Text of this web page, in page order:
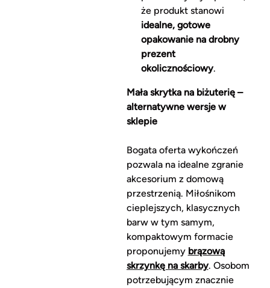
że produkt stanowi
idealne, gotowe
opakowanie na drobny
prezent
okolicznościowy.
Mała skrytka na biżuterię –
alternatywne wersje w
sklepie
Bogata oferta wykończeń
pozwala na idealne zgranie
akcesorium z domową
przestrzenią. Miłośnikom
cieplejszych, klasycznych
barw w tym samym,
kompaktowym formacie
proponujemy brązową
skrzynkę na skarby. Osobom
potrzebującym znacznie